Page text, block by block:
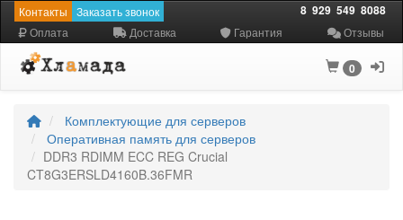
Контакты Заказать звонок 8 929 549 8088
Оплата Доставка Гарантия Отзывы
0
Комплектующие для серверов
Оперативная память для серверов
DDR3 RDIMM ECC REG Crucial
CT8G3ERSLD4160B.36FMR